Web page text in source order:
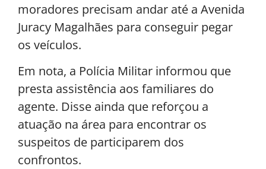
moradores precisam andar até a Avenida
Juracy Magalhães para conseguir pegar
os veículos.
Em nota, a Polícia Militar informou que
presta assistência aos familiares do
agente. Disse ainda que reforçou a
atuação na área para encontrar os
suspeitos de participarem dos
confrontos.